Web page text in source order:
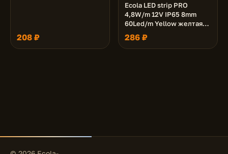
208 ₽
Ecola LED strip PRO
4,8W/m 12V IP65 8mm
60Led/m Yellow желтая
светодиодная лента на
катушке 5м.
286 ₽